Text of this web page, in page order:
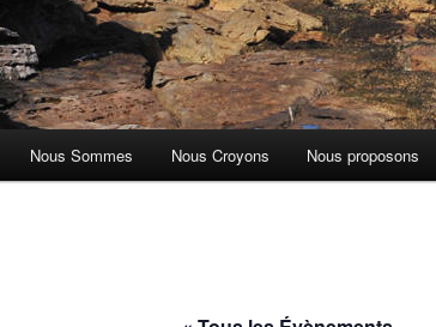
Nous Sommes Nous Croyons Nous proposons